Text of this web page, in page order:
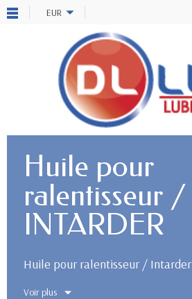
EUR
Huile pour
ralentisseur /
INTARDER
Huile pour ralentisseur / Intarder
Voir plus